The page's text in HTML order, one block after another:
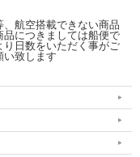
航空搭載できない商品
につきましては船便で
日数をいただく事がご
い致します